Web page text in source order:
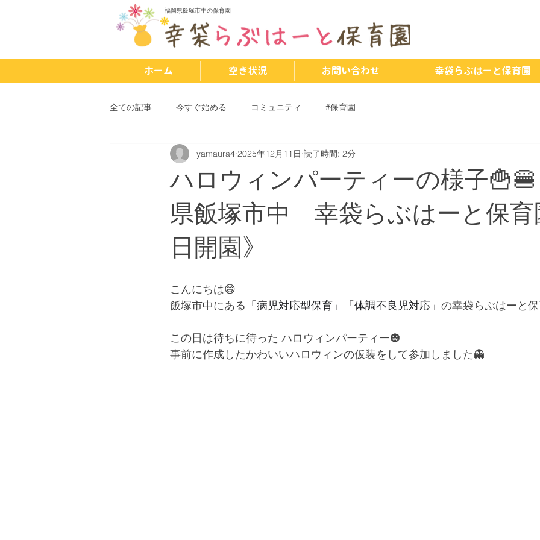
福岡県飯塚市中の保育園
ホーム 空き状況 お問い合わせ 幸袋らぶはーと保育園
全ての記事 今すぐ始める コミュニティ #保育園
ハロウィンパーティーの様子🍟🍔
県飯塚市中 幸袋らぶはーと保
日開園》
yamaura4 2025年12月11日 読了時間: 2分
こんにちは😄
飯塚市中にある 「病児対応型保育」「体調不良児対応」 の幸袋らぶはーと
この日は待ちに待った ハロウィンパーティー🎃
事前に作成したかわいいハロウィンの仮装をして参加しました👻